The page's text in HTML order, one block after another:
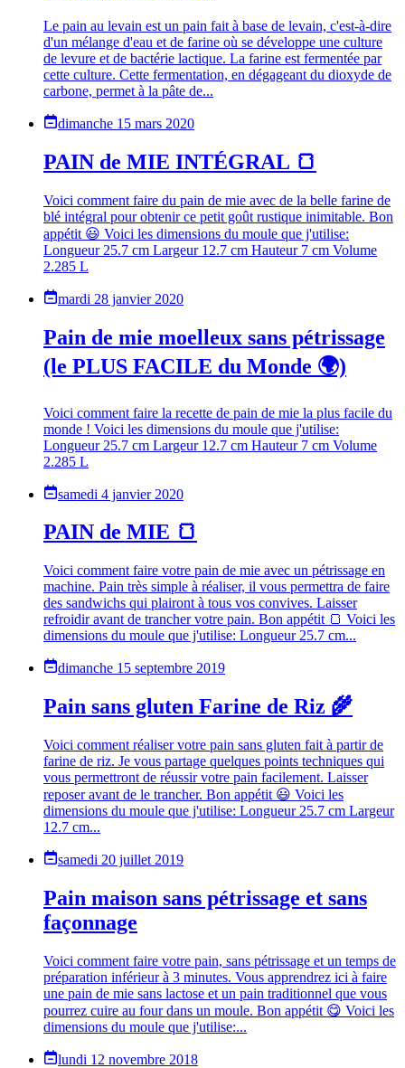
Le pain au levain est un pain fait à base de levain, c'est-à-dire
d'un mélange d'eau et de farine où se développe une culture
de levure et de bactérie lactique. La farine est fermentée par
cette culture. Cette fermentation, en dégageant du dioxyde de
carbone, permet à la pâte de...
dimanche 15 mars 2020
PAIN de MIE INTÉGRAL 🍞
Voici comment faire du pain de mie avec de la belle farine de
blé intégral pour obtenir ce petit goût rustique inimitable. Bon
appétit 😃 Voici les dimensions du moule que j'utilise:
Longueur 25.7 cm Largeur 12.7 cm Hauteur 7 cm Volume
2.285 L
mardi 28 janvier 2020
Pain de mie moelleux sans pétrissage
(le PLUS FACILE du Monde 🌍)
Voici comment faire la recette de pain de mie la plus facile du
monde ! Voici les dimensions du moule que j'utilise:
Longueur 25.7 cm Largeur 12.7 cm Hauteur 7 cm Volume
2.285 L
samedi 4 janvier 2020
PAIN de MIE 🍞
Voici comment faire votre pain de mie avec un pétrissage en
machine. Pain très simple à réaliser, il vous permettra de faire
des sandwichs qui plairont à tous vos convives. Laisser
refroidir avant de trancher votre pain. Bon appétit 🍞 Voici les
dimensions du moule que j'utilise: Longueur 25.7 cm...
dimanche 15 septembre 2019
Pain sans gluten Farine de Riz 🌾
Voici comment réaliser votre pain sans gluten fait à partir de
farine de riz. Je vous partage quelques points techniques qui
vous permettront de réussir votre pain facilement. Laisser
reposer avant de le trancher. Bon appétit 😃 Voici les
dimensions du moule que j'utilise: Longueur 25.7 cm Largeur
12.7 cm...
samedi 20 juillet 2019
Pain maison sans pétrissage et sans
façonnage
Voici comment faire votre pain, sans pétrissage et un temps de
préparation inférieur à 3 minutes. Vous apprendrez ici à faire
une pain de mie sans lactose et un pain traditionnel que vous
pourrez cuire au four dans un moule. Bon appétit 😋 Voici les
dimensions du moule que j'utilise:...
lundi 12 novembre 2018